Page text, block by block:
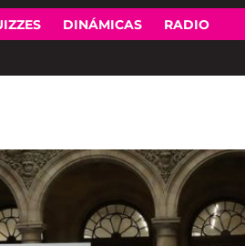
Open
dropdownDINÁMICAS RADIO